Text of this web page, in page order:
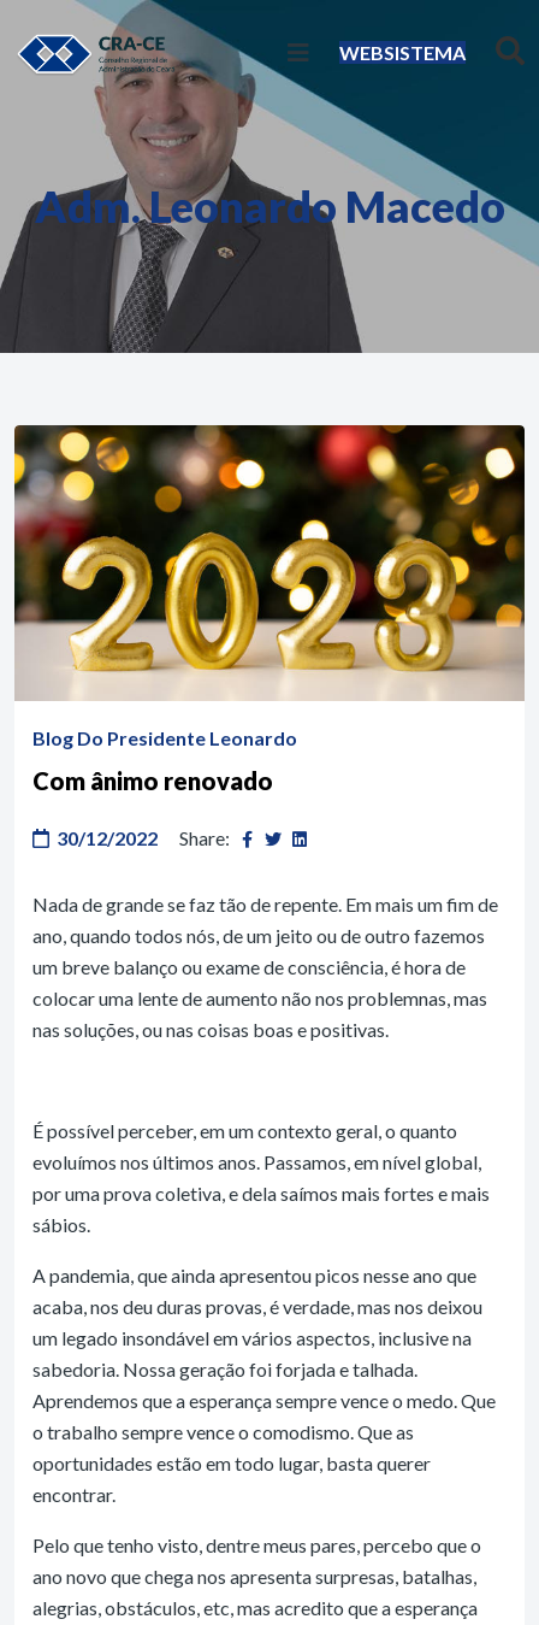
WEBSISTEMA
Adm. Leonardo Macedo
Blog Do Presidente Leonardo
Com ânimo renovado
30/12/2022 Share:
Nada de grande se faz tão de repente. Em mais um fim de
ano, quando todos nós, de um jeito ou de outro fazemos
um breve balanço ou exame de consciência, é hora de
colocar uma lente de aumento não nos problemnas, mas
nas soluções, ou nas coisas boas e positivas.
É possível perceber, em um contexto geral, o quanto
evoluímos nos últimos anos. Passamos, em nível global,
por uma prova coletiva, e dela saímos mais fortes e mais
sábios.
A pandemia, que ainda apresentou picos nesse ano que
acaba, nos deu duras provas, é verdade, mas nos deixou
um legado insondável em vários aspectos, inclusive na
sabedoria. Nossa geração foi forjada e talhada.
Aprendemos que a esperança sempre vence o medo. Que
o trabalho sempre vence o comodismo. Que as
oportunidades estão em todo lugar, basta querer
encontrar.
Pelo que tenho visto, dentre meus pares, percebo que o
ano novo que chega nos apresenta surpresas, batalhas,
alegrias, obstáculos, etc, mas acredito que a esperança